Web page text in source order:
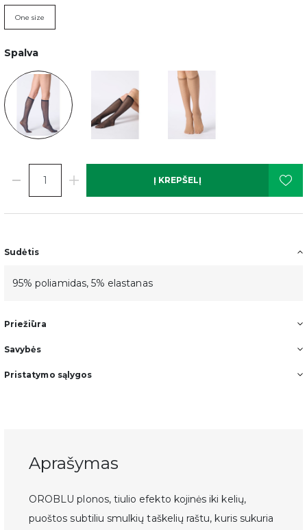
One size
Spalva
Į KREPŠELĮ
Sudėtis
95% poliamidas, 5% elastanas
Priežiūra
Savybės
Pristatymo sąlygos
Aprašymas
OROBLU plonos, tiulio efekto kojinės iki kelių,
puoštos subtiliu smulkių taškelių raštu, kuris sukuria